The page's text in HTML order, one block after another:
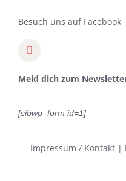
Besuch uns auf Facebook
Meld dich zum
[sibwp_form id=1]
Impressum / Kontakt|